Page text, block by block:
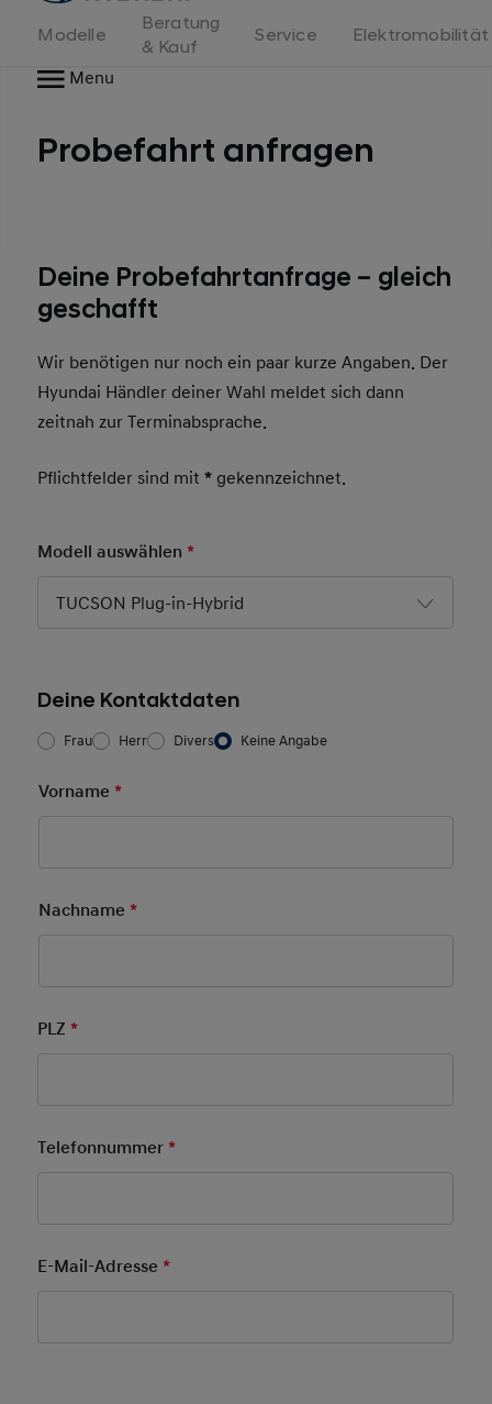
Modelle
Beratung
& Kauf
Service
Elektromobilität
Menu
Probefahrt anfragen
Deine Probefahrtanfrage – gleich
geschafft
Wir benötigen nur noch ein paar kurze Angaben. Der
Hyundai Händler deiner Wahl meldet sich dann
zeitnah zur Terminabsprache.
Pflichtfelder sind mit* gekennzeichnet.
Modell auswählen*
TUCSON Plug-in-Hybrid
Deine Kontaktdaten
Frau/Herr *
Frau Herr Divers Keine Angabe
Vorname *Pflichtfeld
Nachname *Pflichtfeld
PLZ*
Telefonnummer*
E-Mail-Adresse*